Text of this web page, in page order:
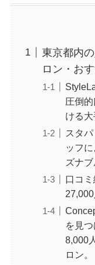
東京都内
ロン・お
圧倒
ける
スタ
ッフ
ズナ
口コ
を見
8,000
ロン。